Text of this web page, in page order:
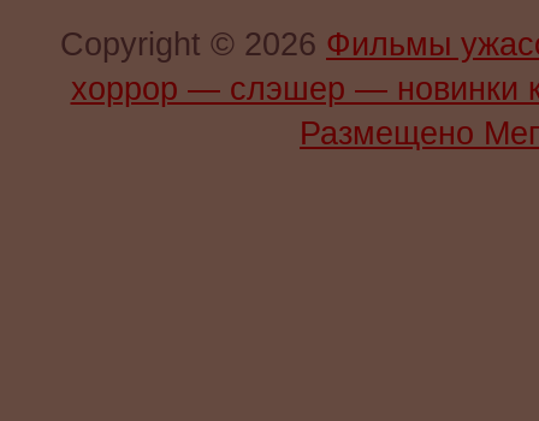
Copyright © 2026 Фильмы
хоррор — слэшер —
Размещено